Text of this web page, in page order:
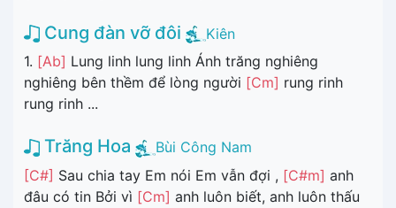
Cung đàn vỡ đôi
Kiên
1. [Ab] Lung linh lung linh Ánh trăng nghiêng
nghiêng bên thềm để lòng người [Cm] rung rinh
rung rinh ...
Trăng Hoa
Bùi Công Nam
[C#] Sau chia tay Em nói Em vẫn đợi , [C#m] anh
đâu có tin Bởi vì [Cm] anh luôn biết, anh luôn thấu